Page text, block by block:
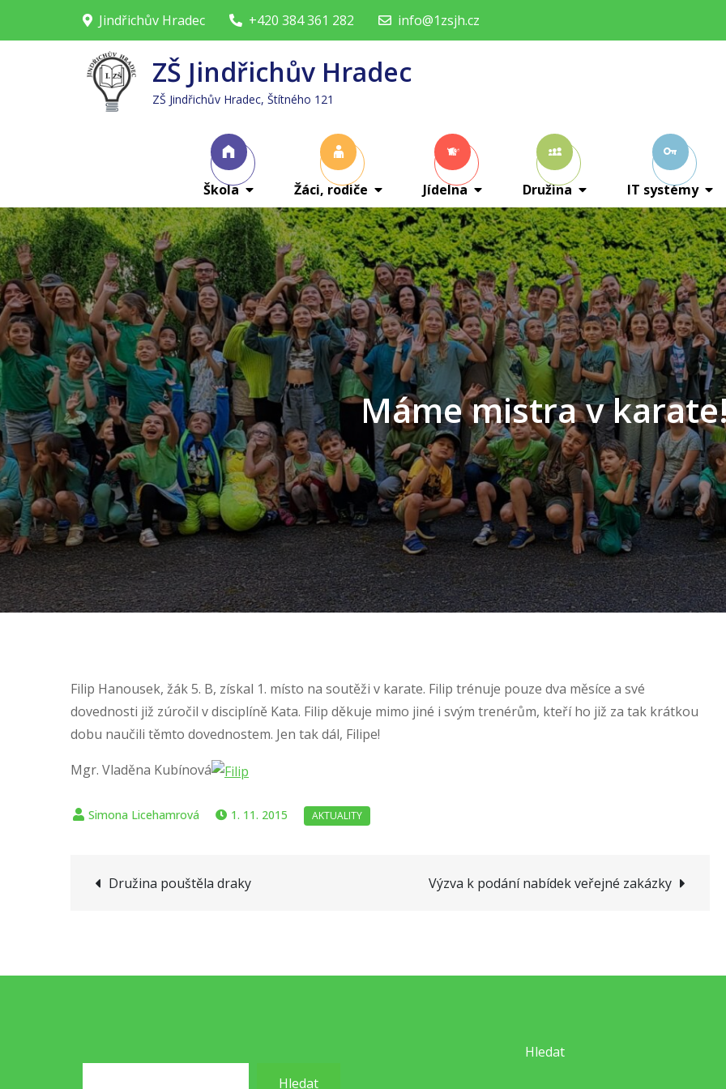
Jindřichův Hradec +420 384 361 282 info@1zsjh.cz
ZŠ Jindřichův Hradec
ZŠ Jindřichův Hradec, Štítného 121
Škola Žáci, rodiče Jídelna Družina IT systémy
Máme mistra v
Filip Hanousek, žák 5. B, získal 1. místo na soutěži v karate. Filip trénuje pouze dva měsíce a své
dovednosti již zúročil v disciplíně Kata. Filip děkuje mimo jiné i svým trenérům, kteří ho již za tak krátkou
dobu naučili těmto dovednostem. Jen tak dál, Filipe!
Mgr. Vladěna Kubínová
1. 11. 2015
Navigace
příspěvek
Družina pouštěla draky Výzva k podání nabídek veřejné zakázky
Hledat
Hledat